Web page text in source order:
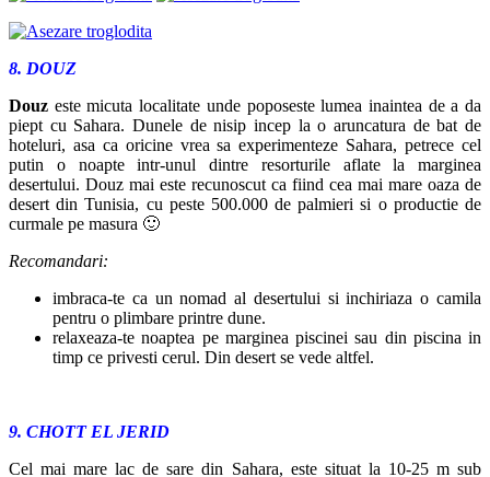
8. DOUZ
Douz este micuta localitate unde poposeste lumea inaintea de a da
piept cu Sahara. Dunele de nisip incep la o aruncatura de bat de
hoteluri, asa ca oricine vrea sa experimenteze Sahara, petrece cel
putin o noapte intr-unul dintre resorturile aflate la marginea
desertului. Douz mai este recunoscut ca fiind cea mai mare oaza de
desert din Tunisia, cu peste 500.000 de palmieri si o productie de
curmale pe masura 🙂
Recomandari:
imbraca-te ca un nomad al desertului si inchiriaza o camila
pentru o plimbare printre dune.
relaxeaza-te noaptea pe marginea piscinei sau din piscina in
timp ce privesti cerul. Din desert se vede altfel.
9. CHOTT EL JERID
Cel mai mare lac de sare din Sahara, este situat la 10-25 m sub